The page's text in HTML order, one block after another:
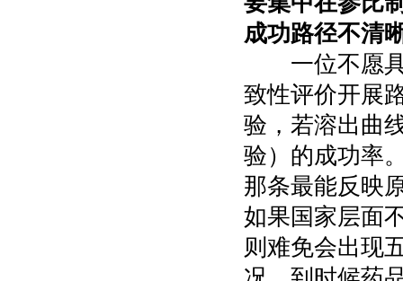
成功路径不清
一位不愿具
致性评价开展
验，若溶出曲
验）的成功率
那条最能反映
如果国家层面
则难免会出现